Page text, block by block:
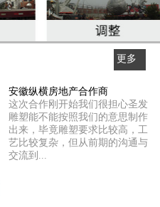
更多
安徽纵横房地产合作商
这次合作刚开始我们很担心圣发
雕塑能不能按照我们的意思制作
出来，毕竟雕塑要求比较高，工
艺比较复杂，但从前期的沟通与
交流到...